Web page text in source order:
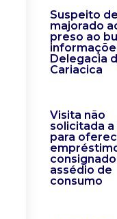
Suspeito
majorado
preso ao
Delegacia
Cariacica
Visita não
solicitada a
para
assédio de
consumo